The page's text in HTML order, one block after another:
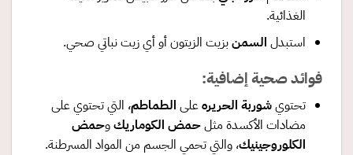
الغذائية.
استبدل السمنبزيت الزيتون أو أي زيت نباتي صحي.
فوائد صحية إضافية:
تحتويشوربة الحريرهعلى الطماطم، التي تحتوي على
مضادات الأكسدة مثلحمض الكوماريكوحمض
الكلوروجينيك، والتي تحمي الجسم من المواد المسرطنة.